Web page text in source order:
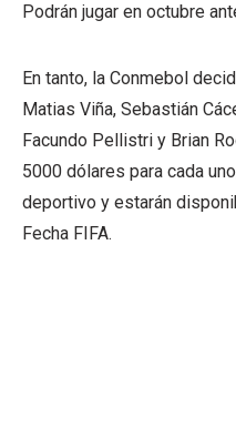
Podrán jugar en octubre
En tanto, la Conmebol
Matias Viña, Sebastián
Facundo Pellistri y Brian
5000 dólares para cada
deportivo y estarán
Fecha FIFA.